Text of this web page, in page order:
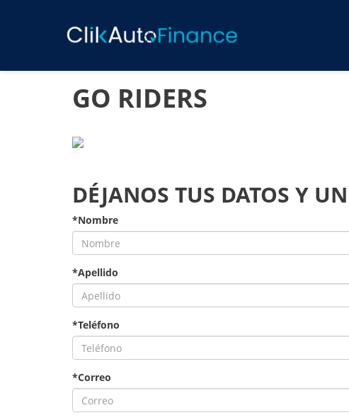
GO RIDERS
DÉJANOS TUS DATOS Y
*Nombre
*Apellido
*Teléfono
*Correo